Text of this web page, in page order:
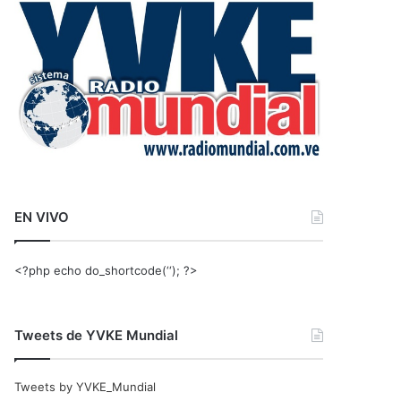
r
EN VIVO
<?php echo do_shortcode(‘‘); ?>
Tweets de YVKE Mundial
Tweets by YVKE_Mundial